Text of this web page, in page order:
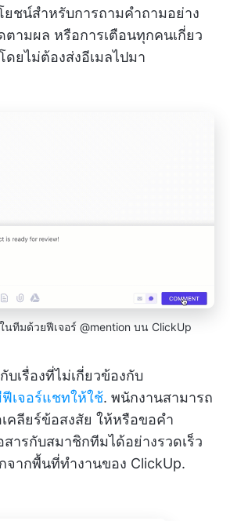
ยชน์สำหรับการถามคำถามอย่าง
ตามผล หรือการเตือนทุกคนเกี่ยว
ดยไม่ต้องส่งอีเมลไปมา
ทีมด้วยฟีเจอร์ @mention บน ClickUp
บเรื่องที่ไม่เกี่ยวข้องกับ
เจอร์แชทให้ใช้. พนักงานสามารถ
คลียร์ข้อสงสัย ให้หรือขอคำ
ารกับสมาชิกทีมได้อย่างรวดเร็ว
จากพื้นที่ทำงานของ ClickUp.